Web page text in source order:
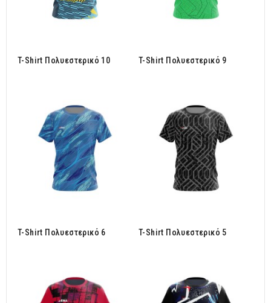
T-Shirt Πολυεστερικό 10 T-Shirt Πολυεστερικό 9
T-Shirt Πολυεστερικό 6 T-Shirt Πολυεστερικό 5